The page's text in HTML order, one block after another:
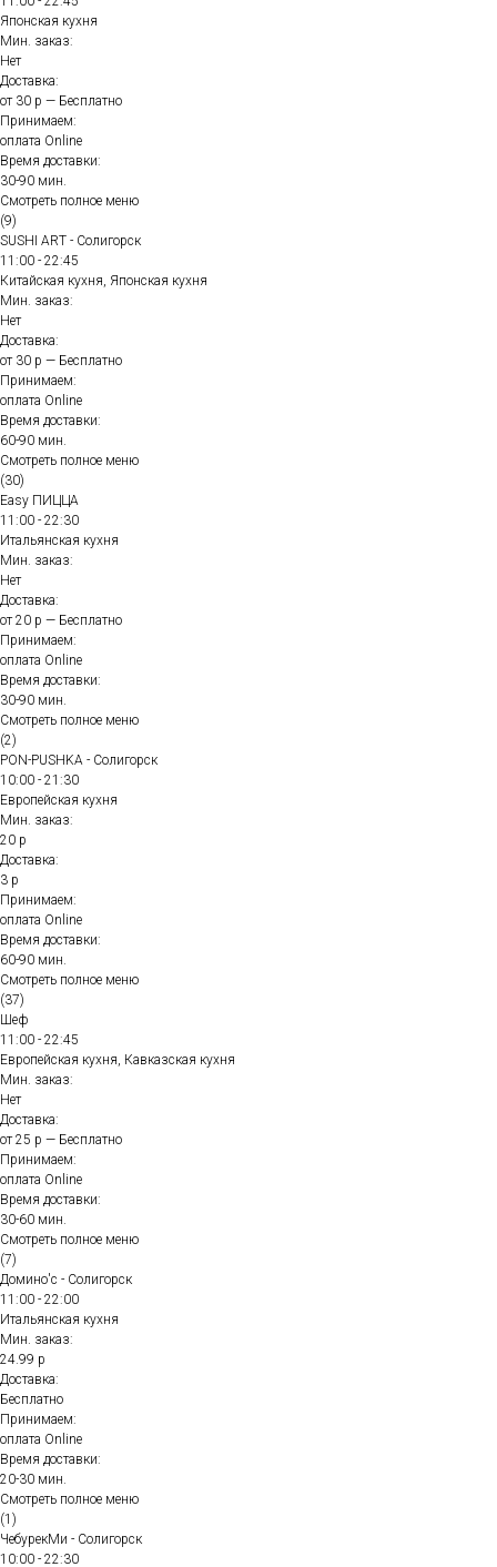
Японская кухня
Мин. заказ:
Нет
Доставка:
от 30 р — Бесплатно
Принимаем:
оплата Online
Время доставки:
30-90 мин.
Смотреть полное меню
(9)
SUSHI ART - Солигорск
11:00 - 22:45
Китайская кухня, Японская кухня
Мин. заказ:
Нет
Доставка:
от 30 р — Бесплатно
Принимаем:
оплата Online
Время доставки:
60-90 мин.
Смотреть полное меню
(30)
Easy ПИЦЦА
11:00 - 22:30
Итальянская кухня
Мин. заказ:
Нет
Доставка:
от 20 р — Бесплатно
Принимаем:
оплата Online
Время доставки:
30-90 мин.
Смотреть полное меню
(2)
PON-PUSHKA - Солигорск
10:00 - 21:30
Европейская кухня
Мин. заказ:
20 р
Доставка:
3 р
Принимаем:
оплата Online
Время доставки:
60-90 мин.
Смотреть полное меню
(37)
Шеф
11:00 - 22:45
Европейская кухня, Кавказская кухня
Мин. заказ:
Нет
Доставка:
от 25 р — Бесплатно
Принимаем:
оплата Online
Время доставки:
30-60 мин.
Смотреть полное меню
(7)
Домино'с - Солигорск
11:00 - 22:00
Итальянская кухня
Мин. заказ:
24.99 р
Доставка:
Бесплатно
Принимаем:
оплата Online
Время доставки:
20-30 мин.
Смотреть полное меню
(1)
ЧебурекМи - Солигорск
10:00 - 22:30